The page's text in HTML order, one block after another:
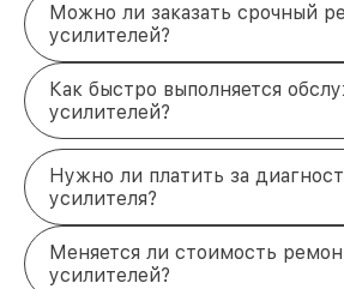
Почему стоит выбрать
ремонта усилителя
Казани?
Оперативность
выполняется в кратчайшие
качества.
Оригинальные запчасти:
проверенные
срока службы устройства.
Гарантия на работу:
официальную гарантию на
Можно ли заказать срочный
усилителей?
Как быстро выполняется
усилителей?
Нужно ли платить за
усилителя?
Меняется ли стоимость
усилителей?